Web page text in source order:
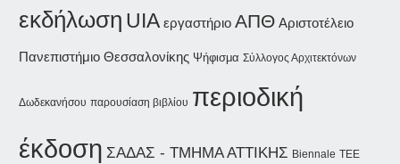
εκδήλωση UIA εργαστήριο ΑΠΘ Αριστοτέλειο
Πανεπιστήμιο Θεσσαλονίκης Ψήφισμα Σύλλογος Αρχιτεκτόνων
Δωδεκανήσου παρουσίαση βιβλίου περιοδική
έκδοση ΣΑΔΑΣ - ΤΜΗΜΑ ΑΤΤΙΚΗΣ Biennale ΤΕΕ